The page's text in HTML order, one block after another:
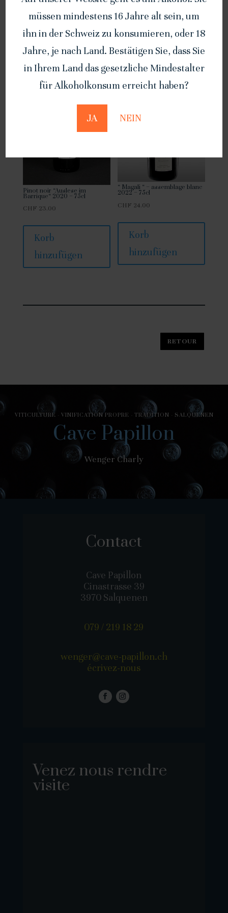
müssen mindestens 16 Jahre alt sein, um
ihn in der Schweiz zu konsumieren, oder 18
Jahre, je nach Land. Bestätigen Sie, dass Sie
in Ihrem Land das gesetzliche Mindestalter
für Alkoholkonsum erreicht haben?
JA NEIN
hinzufügen
Pinot noir “Auslese im
Barrique“ 2020 – 75cl
CHF 23.00
Korb
hinzufügen
“ Magali “ – assemblage blanc
2022 – 75cl
CHF 24.00
Korb
hinzufügen
VITICULTURE - VINIFICATION PROPRE - TRADITION - SALQUENEN
Cave Papillon
Wenger Charly
Contact
Cave Papillon
Cinastrasse 39
3970 Salquenen
079 / 219 18 29
wenger@cave-papillon.ch
écrivez-nous
Venez nous rendre
visite